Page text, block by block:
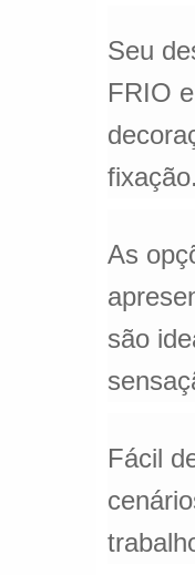
Seu
FRIO
fixação.
As
são
Fácil